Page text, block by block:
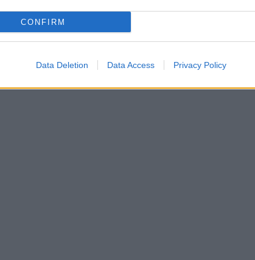
CONFIRM
Data Deletion Data Access Privacy Policy